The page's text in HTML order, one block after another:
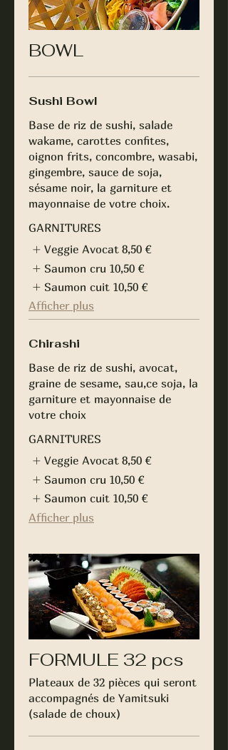
BOWL
Sushi Bowl
Base de riz de sushi, salade
wakame, carottes confites,
oignon frits, concombre, wasabi,
gingembre, sauce de soja,
sésame noir, la garniture et
mayonnaise de votre choix.
GARNITURES
Veggie Avocat 8,50 €
Saumon cru 10,50 €
Saumon cuit 10,50 €
Afficher plus
Chirashi
Base de riz de sushi, avocat,
graine de sesame, sau,ce soja, la
garniture et mayonnaise de
votre choix
GARNITURES
Veggie Avocat 8,50 €
Saumon cru 10,50 €
Saumon cuit 10,50 €
Afficher plus
FORMULE 32 pcs
Plateaux de 32 pièces qui seront
accompagnés de Yamitsuki
(salade de choux)